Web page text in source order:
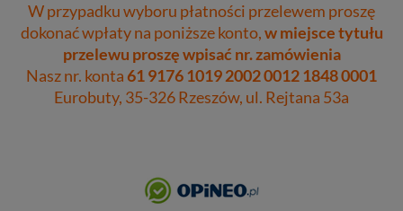
W przypadku wyboru płatności przelewem proszę
dokonać wpłaty na poniższe konto,w miejsce tytułu
przelewu proszę wpisać nr. zamówienia
Nasz nr. konta61 9176 1019 2002 0012 1848 0001
Eurobuty, 35-326 Rzeszów, ul. Rejtana 53a